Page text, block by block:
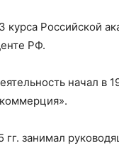
курса Российской
РФ.
начал в
гг. занимал